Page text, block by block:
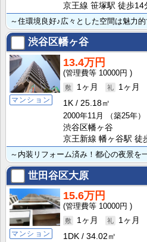
京王線 笹塚駅 徒歩14
～住環境良好♪広々とした空間は魅力的
渋谷区幡ヶ谷
マンション
13.4万円
10000円
1ヶ月
1ヶ月
1K
25.18㎡
2000年11月
（築25年）
渋谷区幡ヶ谷
京王新線 幡ヶ谷駅 徒
～内装リフォーム済み！都心の夜景を
世田谷区大原
マンション
15.6万円
10000円
1ヶ月
1ヶ月
1DK
34.02㎡